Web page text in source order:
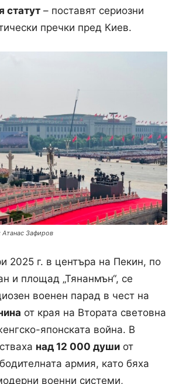
статут – поставят сериозни
пречки пред Киев.
Зафиров
2025 г. в центъра на Пекин, по
и площад „Тянанмън“, се
военен парад в чест на
от края на Втората световна
японската война. В
над 12 000 души от
армия, като бяха
военни системи,